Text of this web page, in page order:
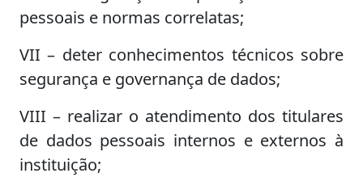
pessoais e normas correlatas;
VII – deter conhecimentos técnicos sobre
segurança e governança de dados;
VIII – realizar o atendimento dos titulares
de dados pessoais internos e externos à
instituição;